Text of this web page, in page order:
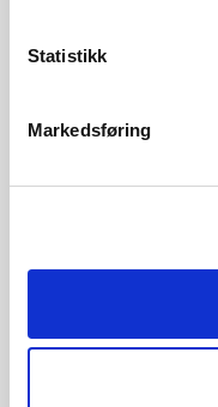
Statistikk
Markedsføring